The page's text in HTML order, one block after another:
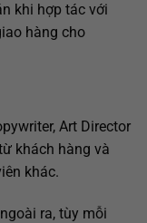
khi hợp tác với
hàng cho
Art Director
khách hàng và
khác.
ra, tùy mỗi